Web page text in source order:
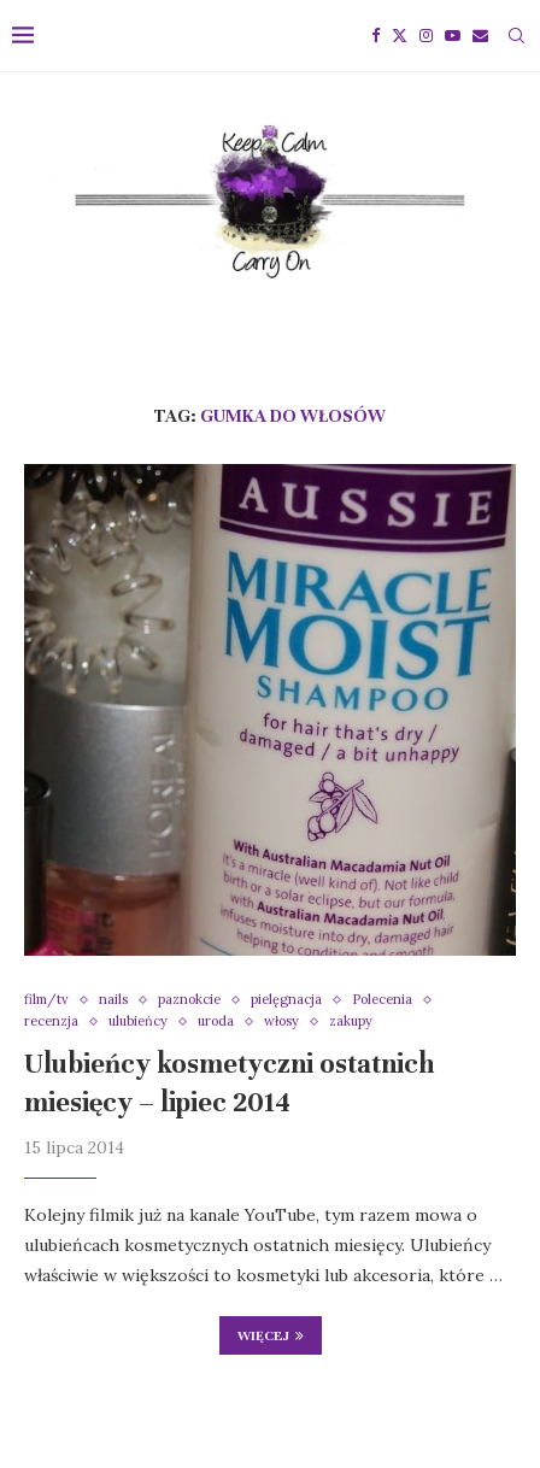
TAG: GUMKA DO WŁOSÓW
film/tv nails paznokcie pielęgnacja
Polecenia
recenzja
ulubieńcy uroda włosy zakupy
Ulubieńcy kosmetyczni ostatnich
miesięcy – lipiec 2014
15 lipca 2014
Kolejny filmik już na kanale YouTube, tym razem mowa o
ulubieńcach kosmetycznych ostatnich miesięcy. Ulubieńcy
właściwie w większości to kosmetyki lub akcesoria, które …
WIĘCEJ